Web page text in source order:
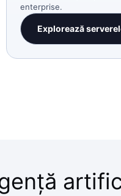
enterprise.
Explorează